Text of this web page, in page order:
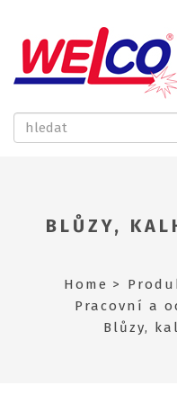
BLŮZY,
Home
Pracovní a
Blůzy,